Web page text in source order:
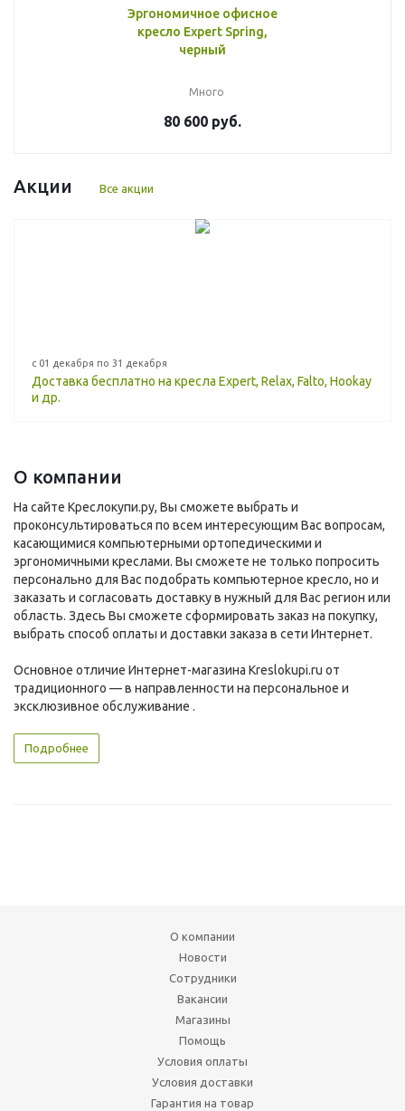
Эргономичное офисное
кресло Expert Spring,
черный
Много
80 600 руб.
Акции Все акции
с 01 декабря по 31 декабря
Доставка бесплатно на кресла Expert, Relax, Falto, Hookay
и др.
О компании
На сайте Креслокупи.ру, Вы сможете выбрать и
проконсультироваться по всем интересующим Вас вопросам,
касающимися компьютерными ортопедическими и
эргономичными креслами. Вы сможете не только попросить
персонально для Вас подобрать компьютерное кресло, но и
заказать и согласовать доставку в нужный для Вас регион или
область. Здесь Вы сможете сформировать заказ на покупку,
выбрать способ оплаты и доставки заказа в сети Интернет.
Основное отличие Интернет-магазина Kreslokupi.ru от
традиционного — в направленности на персональное и
эксклюзивное обслуживание .
Подробнее
О компании
Новости
Сотрудники
Вакансии
Магазины
Помощь
Условия оплаты
Условия доставки
Гарантия на товар